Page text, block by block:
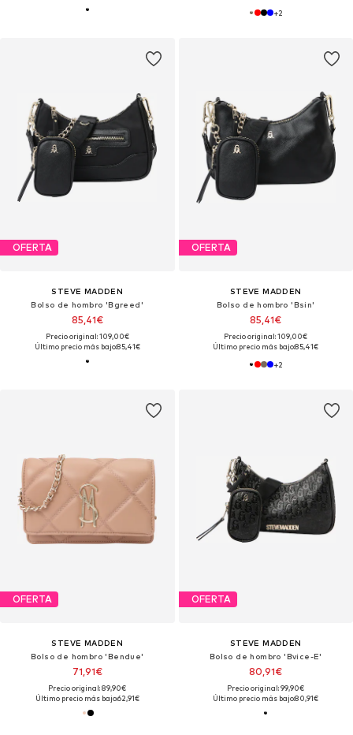
+2
OFERTA
STEVE MADDEN
Bolso de hombro 'Bgreed'
85,41€
Precio original: 109,00€
Último precio más bajo:85,41€
OFERTA
STEVE MADDEN
Bolso de hombro 'Bsin'
85,41€
Precio original: 109,00€
Último precio más bajo:85,41€
+2
OFERTA
STEVE MADDEN
Bolso de hombro 'Bendue'
71,91€
Precio original: 89,90€
Último precio más bajo:62,91€
OFERTA
STEVE MADDEN
Bolso de hombro 'Bvice-E'
80,91€
Precio original: 99,90€
Último precio más bajo:80,91€